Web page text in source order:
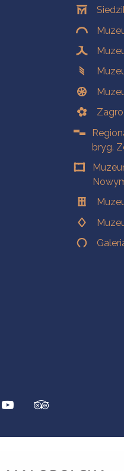
Oddziały
bryg.